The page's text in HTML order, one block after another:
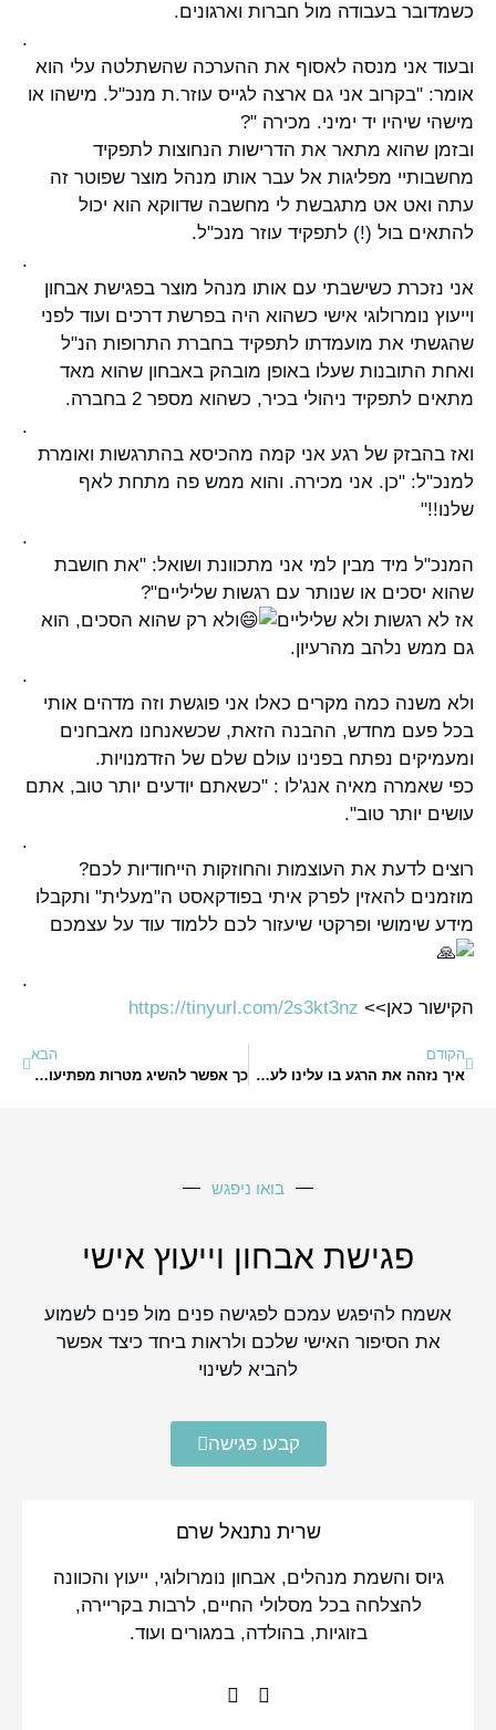
כשמדובר בעבודה מול חברות וארגונים.
.
ובעוד אני מנסה לאסוף את ההערכה שהשתלטה עלי הוא
אומר: "בקרוב אני גם ארצה לגייס עוזר.ת מנכ"ל. מישהו או
מישהי שיהיו יד ימיני. מכירה "?
ובזמן שהוא מתאר את הדרישות הנחוצות לתפקיד
מחשבותיי מפליגות אל עבר אותו מנהל מוצר שפוטר זה
עתה ואט אט מתגבשת לי מחשבה שדווקא הוא יכול
להתאים בול (!) לתפקיד עוזר מנכ"ל.
.
אני נזכרת כשישבתי עם אותו מנהל מוצר בפגישת אבחון
וייעוץ נומרולוגי אישי כשהוא היה בפרשת דרכים ועוד לפני
שהגשתי את מועמדתו לתפקיד בחברת התרופות הנ"ל
ואחת התובנות שעלו באופן מובהק באבחון שהוא מאד
מתאים לתפקיד ניהולי בכיר, כשהוא מספר 2 בחברה.
.
ואז בהבזק של רגע אני קמה מהכיסא בהתרגשות ואומרת
למנכ"ל: "כן. אני מכירה. והוא ממש פה מתחת לאף
שלנו!!"
.
המנכ"ל מיד מבין למי אני מתכוונת ושואל: "את חושבת
שהוא יסכים או שנותר עם רגשות שליליים"?
אז לא רגשות ולא שליליים
ולא רק שהוא הסכים, הוא
גם ממש נלהב מהרעיון.
.
ולא משנה כמה מקרים כאלו אני פוגשת וזה מדהים אותי
בכל פעם מחדש, ההבנה הזאת, שכשאנחנו מאבחנים
ומעמיקים נפתח בפנינו עולם שלם של הזדמנויות.
כפי שאמרה מאיה אנג'לו : "כשאתם יודעים יותר טוב, אתם
עושים יותר טוב".
.
רוצים לדעת את העוצמות והחוזקות הייחודיות לכם?
מוזמנים להאזין לפרק איתי בפודקאסט ה"מעלית" ותקבלו
מידע שימושי ופרקטי שיעזור לכם ללמוד עוד על עצמכם
.
הקישור כאן>> https://tinyurl.com/2s3kt3nz
הקודם
איך נזהה את הרגע בו עלינו לעצור ולחשב מסלול חדש?
הבא
כך אפשר להשיג מטרות מפתיעות! כשעולם ההשמה פוגש את הנומרולוגיה
בואו ניפגש
פגישת אבחון וייעוץ אישי
אשמח להיפגש עמכם לפגישה פנים מול פנים לשמוע
את הסיפור האישי שלכם ולראות ביחד כיצד אפשר
להביא לשינוי
קבעו פגישה
שרית נתנאל שרם
גיוס והשמת מנהלים, אבחון נומרולוגי, ייעוץ והכוונה
להצלחה בכל מסלולי החיים, לרבות בקריירה,
בזוגיות, בהולדה, במגורים ועוד.